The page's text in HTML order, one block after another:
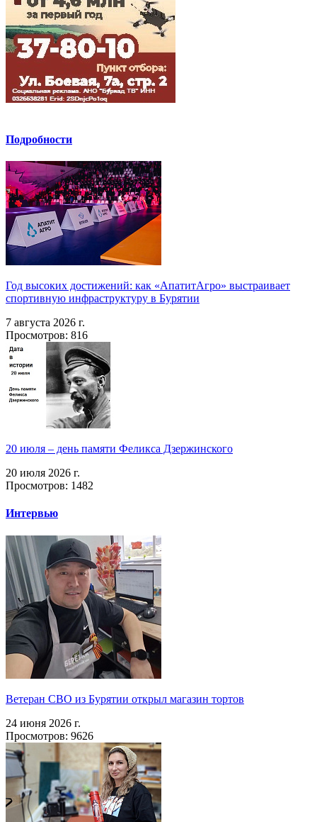
Подробности
Год высоких достижений: как «АпатитАгро» выстраивает
спортивную инфраструктуру в Бурятии
7 августа 2026 г.
Просмотров: 816
20 июля – день памяти Феликса Дзержинского
20 июля 2026 г.
Просмотров: 1482
Интервью
Ветеран СВО из Бурятии открыл магазин тортов
24 июня 2026 г.
Просмотров: 9626